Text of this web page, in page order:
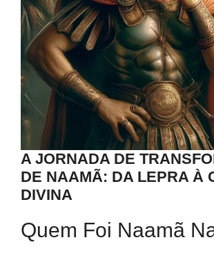
A JORNADA DE
DE NAAMÃ: DA LEPRA À
DIVINA
Quem Foi Naamã